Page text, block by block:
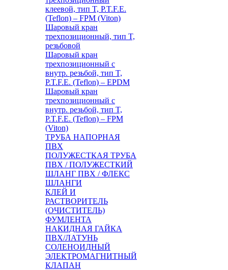
клеевой, тип T, P.T.F.E.
(Teflon) – FPM (Viton)
Шаровый кран
трехпозиционный, тип T,
резьбовой
Шаровый кран
трехпозиционный с
внутр. резьбой, тип T,
P.T.F.E. (Teflon) – EPDM
Шаровый кран
трехпозиционный с
внутр. резьбой, тип T,
P.T.F.E. (Teflon) – FPM
(Viton)
ТРУБА НАПОРНАЯ
ПВХ
ПОЛУЖЕСТКАЯ ТРУБА
ПВХ / ПОЛУЖЕСТКИЙ
ШЛАНГ ПВХ / ФЛЕКС
ШЛАНГИ
КЛЕЙ И
РАСТВОРИТЕЛЬ
(ОЧИСТИТЕЛЬ)
ФУМЛЕНТА
НАКИДНАЯ ГАЙКА
ПВХ/ЛАТУНЬ
СОЛЕНОИДНЫЙ
ЭЛЕКТРОМАГНИТНЫЙ
КЛАПАН